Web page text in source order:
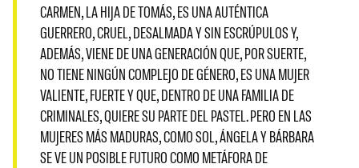
CARMEN, LA HIJA DE TOMÁS, ES UNA AUTÉNTICA
GUERRERO, CRUEL, DESALMADA Y SIN ESCRÚPULOS Y,
ADEMÁS, VIENE DE UNA GENERACIÓN QUE, POR SUERTE,
NO TIENE NINGÚN COMPLEJO DE GÉNERO, ES UNA MUJER
VALIENTE, FUERTE Y QUE, DENTRO DE UNA FAMILIA DE
CRIMINALES, QUIERE SU PARTE DEL PASTEL. PERO EN LAS
MUJERES MÁS MADURAS, COMO SOL, ÁNGELA Y BÁRBARA
SE VE UN POSIBLE FUTURO COMO METÁFORA DE